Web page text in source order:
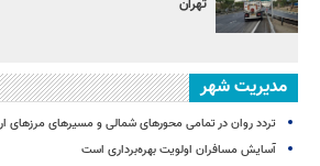
تهران
مدیریت شهر
تردد روان در تمامی محورهای شمالی و مسیرهای مرزهای
آسایش مسافران اولویت بهره‌برداری است